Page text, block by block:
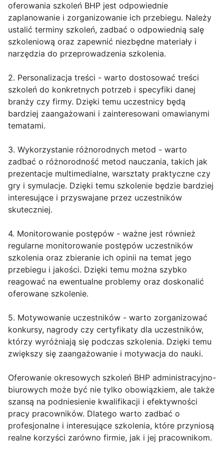
oferowania szkoleń BHP jest odpowiednie
zaplanowanie i zorganizowanie ich przebiegu. Należy
ustalić terminy szkoleń, zadbać o odpowiednią salę
szkoleniową oraz zapewnić niezbędne materiały i
narzędzia do przeprowadzenia szkolenia.
2. Personalizacja treści - warto dostosować treści
szkoleń do konkretnych potrzeb i specyfiki danej
branży czy firmy. Dzięki temu uczestnicy będą
bardziej zaangażowani i zainteresowani omawianymi
tematami.
3. Wykorzystanie różnorodnych metod - warto
zadbać o różnorodność metod nauczania, takich jak
prezentacje multimedialne, warsztaty praktyczne czy
gry i symulacje. Dzięki temu szkolenie będzie bardziej
interesujące i przyswajane przez uczestników
skuteczniej.
4. Monitorowanie postępów - ważne jest również
regularne monitorowanie postępów uczestników
szkolenia oraz zbieranie ich opinii na temat jego
przebiegu i jakości. Dzięki temu można szybko
reagować na ewentualne problemy oraz doskonalić
oferowane szkolenie.
5. Motywowanie uczestników - warto zorganizować
konkursy, nagrody czy certyfikaty dla uczestników,
którzy wyróżniają się podczas szkolenia. Dzięki temu
zwiększy się zaangażowanie i motywacja do nauki.
Oferowanie okresowych szkoleń BHP administracyjno-
biurowych może być nie tylko obowiązkiem, ale także
szansą na podniesienie kwalifikacji i efektywności
pracy pracowników. Dlatego warto zadbać o
profesjonalne i interesujące szkolenia, które przyniosą
realne korzyści zarówno firmie, jak i jej pracownikom.